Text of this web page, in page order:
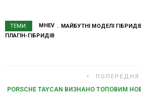
ТЕМИ: MHEV МАЙБУТНІ МОДЕЛІ
ПЛАГІН-ГІБРИДІВ
ПОПЕРЕДНЯ
PORSCHE TAYCAN ВИЗНАНО ТОПОВИМ